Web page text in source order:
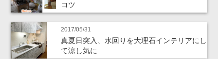
コツ
2017/05/31
真夏日突入、水回りを大理石インテリアにし
て涼し気に